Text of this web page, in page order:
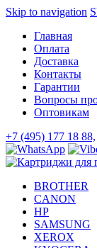
Skip to navigation
Главная
Оплата
Доставка
Контакты
Гарантии
Вопросы
Оптовикам
+7 (495) 177 18 88,
BROTHER
CANON
HP
SAMSUNG
XEROX